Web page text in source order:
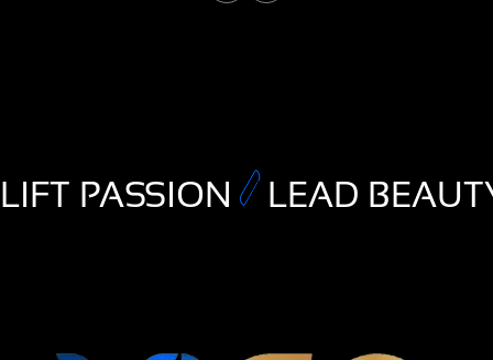
LIFT PASSION LEAD